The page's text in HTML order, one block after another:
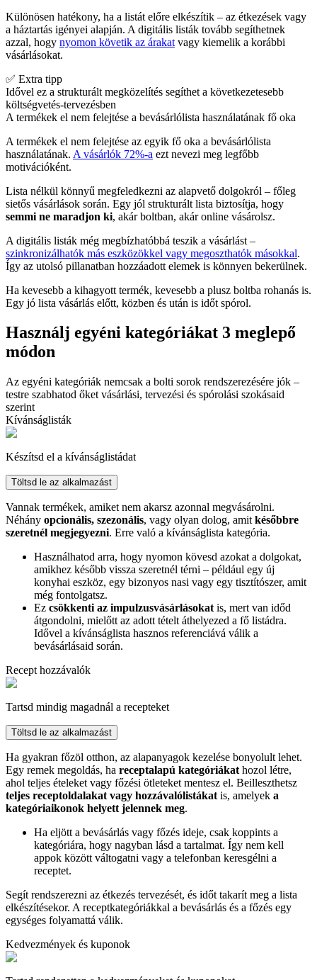
Különösen hatékony, ha a listát előre elkészítik – az étkezések vagy
a háztartás igényei alapján. A digitális listák tovább segíthetnek
azzal, hogy nyomon követik az árakat vagy kiemelik a korábbi
vásárlásokat.
✅ Extra tipp
Idővel ez a strukturált megközelítés segíthet a következetesebb
költségvetés-tervezésben
A termékek el nem felejtése a bevásárlólista használatának fő oka
A termékek el nem felejtése az egyik fő oka a bevásárlólista
használatának. A vásárlók 72%-a ezt nevezi meg legfőbb
motivációként.
Lista nélkül könnyű megfeledkezni az alapvető dolgokról – főleg
sietős vásárlások során. Egy jól strukturált lista biztosítja, hogy
semmi ne maradjon ki, akár boltban, akár online vásárolsz.
A digitális listák még megbízhatóbbá teszik a vásárlást –
szinkronizálhatók más eszközökkel vagy megoszthatók másokkal.
Így az utolsó pillanatban hozzáadott elemek is könnyen bekerülnek.
Ha kevesebb a kihagyott termék, kevesebb a plusz boltba rohanás is.
Egy jó lista vásárlás előtt, közben és után is időt spórol.
Használj egyéni kategóriákat 3 meglepő
módon
Az egyéni kategóriák nemcsak a bolti sorok rendszerezésére jók –
testre szabhatod őket vásárlási, tervezési és spórolási szokásaid
szerint
Kívánságlisták
Készítsd el a kívánságlistádat
Töltsd le az alkalmazást
Vannak termékek, amiket nem akarsz azonnal megvásárolni.
Néhány opcionális, szezonális, vagy olyan dolog, amit későbbre
szeretnél megjegyezni. Erre való a kívánságlista kategória.
Használhatod arra, hogy nyomon kövesd azokat a dolgokat,
amikhez később vissza szeretnél térni – például egy új
konyhai eszköz, egy bizonyos nasi vagy egy tisztítószer, amit
még fontolgatsz.
Ez csökkenti az impulzusvásárlásokat is, mert van időd
átgondolni, mielőtt az adott tételt áthelyezed a fő listádra.
Idővel a kívánságlista hasznos referenciává válik a
bevásárlásaid során.
Recept hozzávalók
Tartsd mindig magadnál a recepteket
Töltsd le az alkalmazást
Ha gyakran főzöl otthon, az alapanyagok kezelése bonyolult lehet.
Egy remek megoldás, ha receptalapú kategóriákat hozol létre,
ahol teljes ételeket vagy főzési ötleteket mentesz el. Beilleszthetsz
teljes receptoldalakat vagy hozzávalólistákat is, amelyek a
kategóriaikonok helyett jelennek meg.
Ha eljött a bevásárlás vagy főzés ideje, csak koppints a
kategóriára, hogy nagyban lásd a tartalmat. Így nem kell
appok között váltogatni vagy a telefonban keresgélni a
receptet.
Segít rendszerezni az étkezés tervezését, és időt takarít meg a lista
elkészítésekor. A receptkategóriákkal a bevásárlás és a főzés egy
egységes folyamattá válik.
Kedvezmények és kuponok